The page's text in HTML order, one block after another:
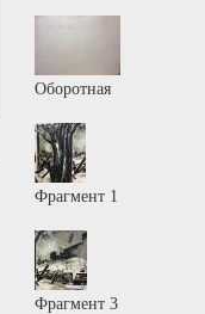
Оборотная
Фрагмент 1
Фрагмент 3